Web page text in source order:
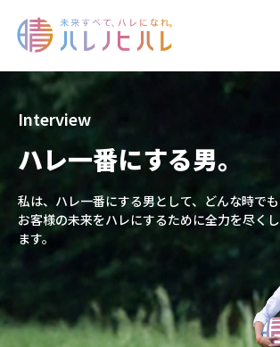
Interview
ハレ一番にする男。
私は、ハレ一番にする男として、どんな時でも
お客様の未来をハレにするために全力を尽くし
ます。